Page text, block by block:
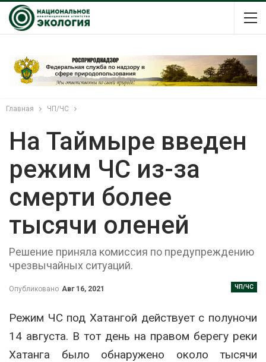
Главная ЧП/ЧС
На Таймыре введен
режим ЧС из-за
смерти более
тысячи оленей
Решение приняла комиссия по предупреждению
чрезвычайных ситуаций.
ЧП/ЧС
Опубликовано Авг 16, 2021
Режим ЧС под Хатангой действует с полуночи
14 августа. В тот день на правом берегу реки
Хатанга было обнаружено около тысячи